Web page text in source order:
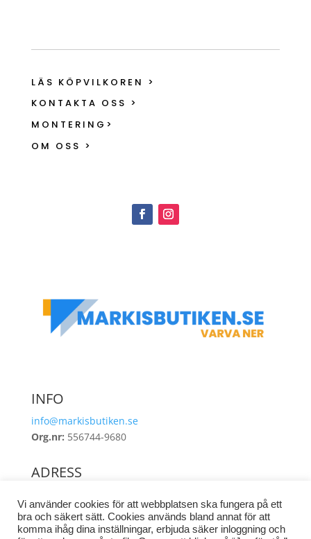
LÄS KÖPVILKOREN >
KONTAKTA OSS >
MONTERING>
OM OSS >
INFO
info@markisbutiken.se
Org.nr: 556744-9680
ADRESS
462 38 Vänersborg
Vi använder cookies för att webbplatsen ska fungera på ett
bra och säkert sätt. Cookies används bland annat för att
komma ihåg dina inställningar, erbjuda säker inloggning och